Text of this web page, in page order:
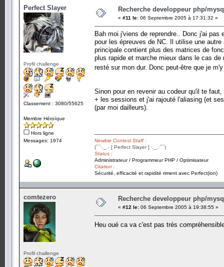
Perfect Slayer
Profil challenge
Classement : 3080/55625
Membre Héroïque
Hors ligne
Messages: 1974
Recherche developpeur php/
« #11 le: 06 Septembre 2005 à 17:31:32 »
Bah moi j'viens de reprendre.. Donc j'ai
pour les épreuves de NC. Il utilise une
principale contient plus des matrices de
plus rapide et marche mieux dans le cas
resté sur mon dur. Donc peut-être que je
Sinon pour en revenir au codeur qu'il te
+ les sessions et j'ai rajouté l'aliasing (et
(par moi dailleurs).
Newbie Contest Staff :
(¯`·._.· [ Perfect Slayer ] ·._.·´¯)
Status :
Administrateur / Programmeur PHP / Optimisateur
Citation :
Sécurité, efficacité et rapidité riment avec Perfect(ion)
comtezero
Profil challenge
Recherche developpeur php/
« #12 le: 06 Septembre 2005 à 19:38:55 »
Heu oué ca va c'est pas trés